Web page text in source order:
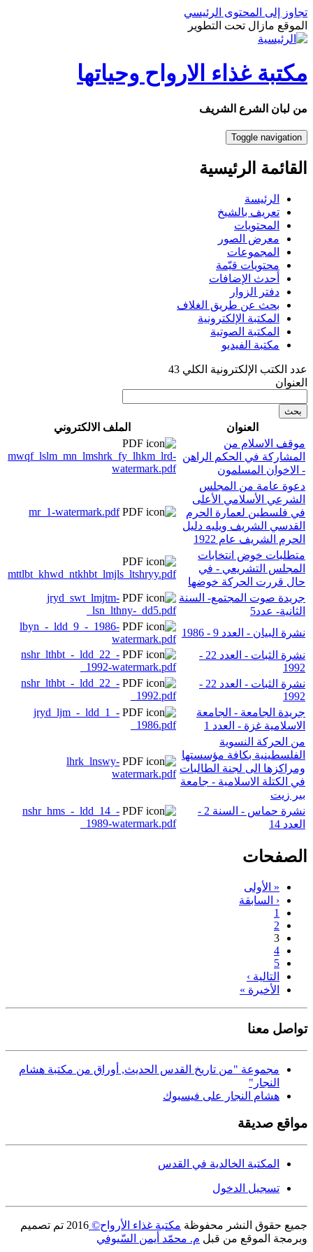
تجاوز إلى المحتوى الرئيسي
الموقع مازال تحت التطوير
مكتبة غذاء الارواح وحياتها
من لبان الشرع الشريف
Toggle navigation
القائمة الرئيسية
الرئيسة
تعريف بالشيخ
المحتويات
معرض الصور
المجموعات
محتويات قيّمة
أحدث الإضافات
دفتر الزوار
بحث عن طريق الغلاف
المكتبة الإلكترونية
المكتبة الصوتية
مكتبة الفيديو
عدد الكتب الإلكترونية الكلي 43
العنوان
العنوان
الملف الالكتروني
موقف الاسلام من
المشاركة في الحكم الراهن
- الاخوان المسلمون
mwqf_lslm_mn_lmshrk_fy_lhkm_lrd-
watermark.pdf
دعوة عامة من المجلس
الشرعي الأسلامي الأعلى
في فلسطين لعمارة الحرم
القدسي الشريف ويليه دليل
الحرم الشريف عام 1922
mr_1-watermark.pdf
متطلبات خوض انتخابات
المجلس التشريعي - في
حال قررت الحركة خوضها
mttlbt_khwd_ntkhbt_lmjls_ltshryy.pdf
جريدة صوت المجتمع- السنة
الثانية- عدد5
jryd_swt_lmjtm-
_lsn_lthny-_dd5.pdf
نشرة البيان - العدد 9 - 1986
lbyn_-_ldd_9_-_1986-
watermark.pdf
نشرة الثبات - العدد 22 -
1992
nshr_lthbt_-_ldd_22_-
_1992-watermark.pdf
نشرة الثبات - العدد 22 -
1992
nshr_lthbt_-_ldd_22_-
_1992.pdf
جريدة الجامعة - الجامعة
الاسلامية غزة - العدد 1
jryd_ljm_-_ldd_1_-
_1986.pdf
من الحركة النسوية
الفلسطينية بكافة مؤسستها
ومراكزها الى لجنة الطالبات
في الكتلة الاسلامية - جامعة
بير زيت
lhrk_lnswy-
watermark.pdf
نشرة حماس - السنة 2 -
العدد 14
nshr_hms_-_ldd_14_-
_1989-watermark.pdf
الصفحات
« الأولى
‹ السابقة
1
2
3
4
5
التالية ›
الأخيرة »
تواصل معنا
مجموعة "من تاريخ القدس الحديث, أوراق من مكتبة هشام
النجار"
هشام النجار على فيسبوك
مواقع صديقة
المكتبة الخالدية في القدس
تسجيل الدخول
جميع حقوق النشر محفوظة مكتبة غذاء الأرواح© 2016 تم تصميم
وبرمجة الموقع من قبل م. محمّد أيمن السّيوفي